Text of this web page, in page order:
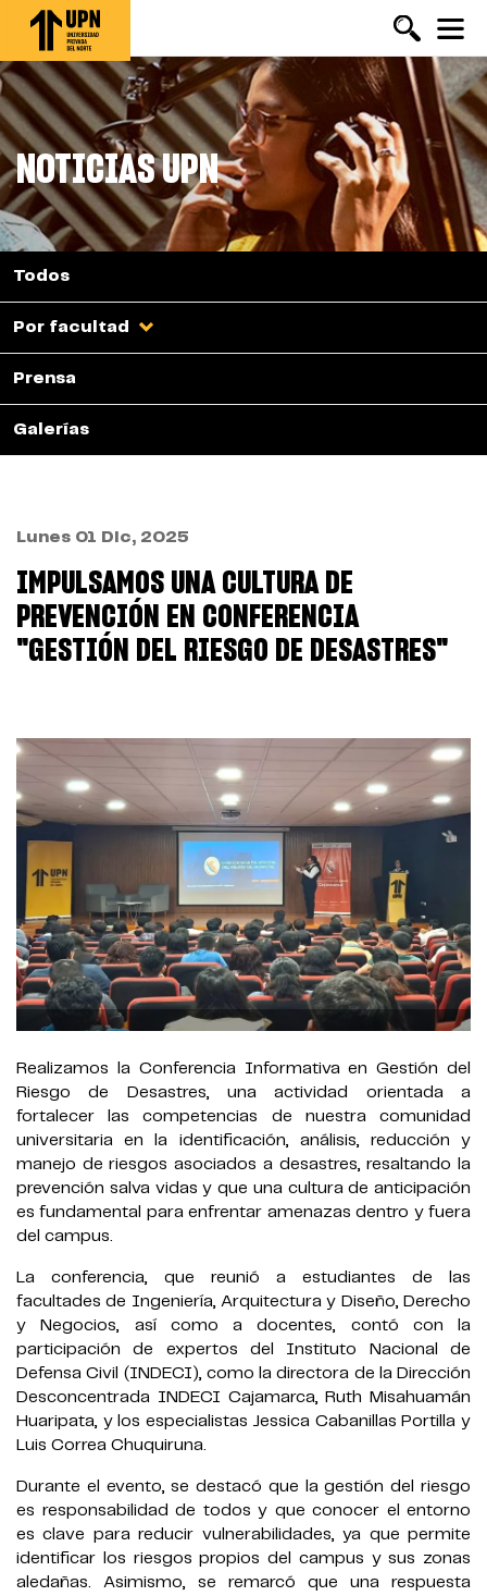
Pasar
contenido
principal
NOTICIAS UPN
Todos
Por facultad
Prensa
Galerías
Lunes 01 Dic, 2025
IMPULSAMOS UNA CULTURA DE
PREVENCIÓN EN CONFERENCIA
"GESTIÓN DEL RIESGO DE DESASTRES"
Realizamos la Conferencia Informativa en Gestión del
Riesgo de Desastres, una actividad orientada a
fortalecer las competencias de nuestra comunidad
universitaria en la identificación, análisis, reducción y
manejo de riesgos asociados a desastres, resaltando la
prevención salva vidas y que una cultura de anticipación
es fundamental para enfrentar amenazas dentro y fuera
del campus.
La conferencia, que reunió a estudiantes de las
facultades de Ingeniería, Arquitectura y Diseño, Derecho
y Negocios, así como a docentes, contó con la
participación de expertos del Instituto Nacional de
Defensa Civil (INDECI), como la directora de la Dirección
Desconcentrada INDECI Cajamarca, Ruth Misahuamán
Huaripata, y los especialistas Jessica Cabanillas Portilla y
Luis Correa Chuquiruna.
Durante el evento, se destacó que la gestión del riesgo
es responsabilidad de todos y que conocer el entorno
es clave para reducir vulnerabilidades, ya que permite
identificar los riesgos propios del campus y sus zonas
aledañas. Asimismo, se remarcó que una respuesta